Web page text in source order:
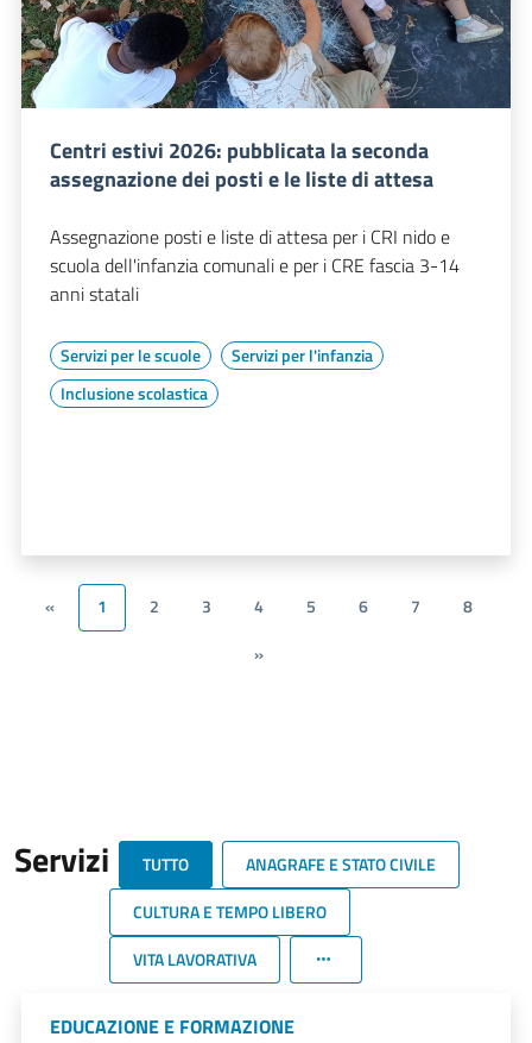
Centri estivi 2026: pubblicata la seconda
assegnazione dei posti e le liste di attesa
Assegnazione posti e liste di attesa per i CRI nido e
scuola dell'infanzia comunali e per i CRE fascia 3-14
anni statali
Servizi per le scuole
Servizi per l'infanzia
Inclusione scolastica
« 1 2 3 4 5 6 7
8
»
Servizi TUTTO
ANAGRAFE E STATO CIVILE
CULTURA E TEMPO LIBERO
VITA LAVORATIVA
EDUCAZIONE E FORMAZIONE